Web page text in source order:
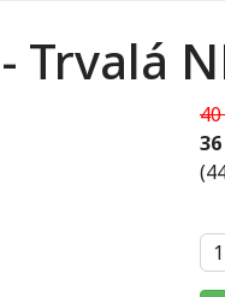
Trvalá